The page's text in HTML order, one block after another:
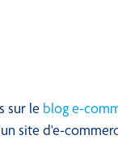
sur le blog e-
site d'e-